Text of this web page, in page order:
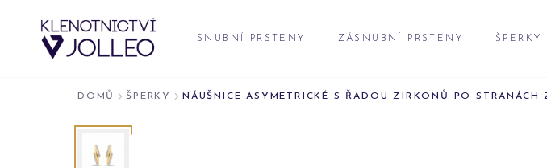
SNUBNÍ PRSTENY ZÁSNUBNÍ PRSTENY ŠPERKY
DOMŮ ŠPERKY NÁUŠNICE ASYMETRICKÉ S ŘADOU ZIRKONŮ PO